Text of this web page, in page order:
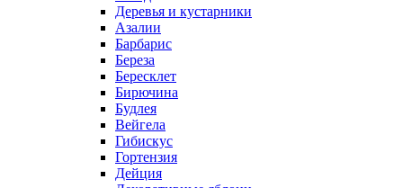
Деревья и кустарники
Азалии
Барбарис
Береза
Бересклет
Бирючина
Будлея
Вейгела
Гибискус
Гортензия
Дейция